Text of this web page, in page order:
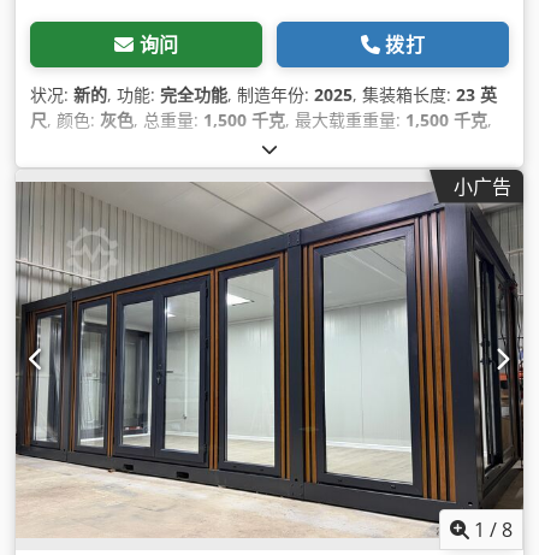
询问 拨打
状况: 新的, 功能: 完全功能, 制造年份: 2025, 集装箱长度: 23 英
尺, 颜色: 灰色, 总重量: 1,500 千克, 最大载重重量: 1,500 千克,
, 装载空间体积:
2,400 毫米, 装载空间长度:6,000 毫米, 货舱高度:2,500 毫米, 机
器/车辆编号:
Bürocontainer Modell GRAU-1 小广告
1 /8